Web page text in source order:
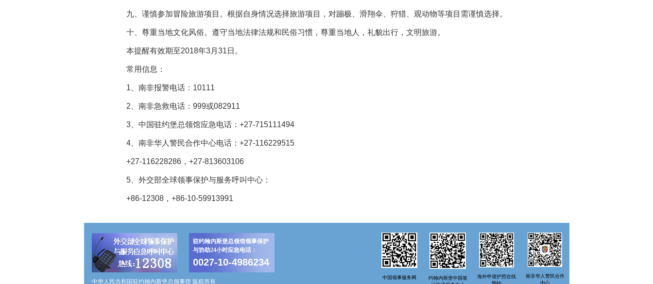
九、谨慎参加冒险旅游项目。根据自身情况选择旅游项目，对蹦极、滑翔伞、狩猎、观动物等项目需谨慎选择。
十、尊重当地文化风俗。遵守当地法律法规和民俗习惯，尊重当地人，礼貌出行，文明旅游。
本提醒有效期至2018年3月31日。
常用信息：
1、南非报警电话：10111
2、南非急救电话：999或082911
3、中国驻约堡总领馆应急电话：+27-715111494
4、南非华人警民合作中心电话：+27-116229515
+27-116228286，+27-813603106
5、外交部全球领事保护与服务呼叫中心：
+86-12308，+86-10-59913991
驻约翰内斯堡总领馆领事保护
与协助24小时应急电话：
0027-10-4986234
中华人民共和国驻约翰内斯堡总领事馆 版权所有
中国领事服务网
约翰内斯堡中国签
海外申请护照在线
南非华人警民合作
中心